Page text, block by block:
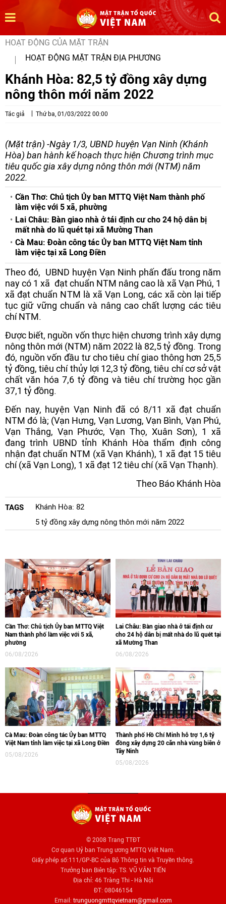
HOẠT ĐỘNG CỦA MẶT TRẬN
HOẠT ĐỘNG MẶT TRẬN ĐỊA PHƯƠNG
Khánh Hòa: 82,5 tỷ đồng xây dựng
nông thôn mới năm 2022
Tác giả Thứ ba, 01/03/2022 00:00
(Mặt trận) -Ngày 1/3, UBND huyện Vạn Ninh (Khánh
Hòa) ban hành kế hoạch thực hiện Chương trình mục
tiêu quốc gia xây dựng nông thôn mới (NTM) năm
2022.
Cần Thơ: Chủ tịch Ủy ban MTTQ Việt Nam thành phố
làm việc với 5 xã, phường
Lai Châu: Bàn giao nhà ở tái định cư cho 24 hộ dân bị
mất nhà do lũ quét tại xã Mường Than
Cà Mau: Đoàn công tác Ủy ban MTTQ Việt Nam tỉnh
làm việc tại xã Long Điền
Theo đó, UBND huyện Vạn Ninh phấn đấu trong năm
nay có 1 xã đạt chuẩn NTM nâng cao là xã Vạn Phú, 1
xã đạt chuẩn NTM là xã Vạn Long, các xã còn lại tiếp
tục giữ vững chuẩn và nâng cao chất lượng các tiêu
chí NTM.
Được biết, nguồn vốn thực hiện chương trình xây dựng
nông thôn mới (NTM) năm 2022 là 82,5 tỷ đồng. Trong
đó, nguồn vốn đầu tư cho tiêu chí giao thông hơn 25,5
tỷ đồng, tiêu chí thủy lợi 12,3 tỷ đồng, tiêu chí cơ sở vật
chất văn hóa 7,6 tỷ đồng và tiêu chí trường học gần
37,1 tỷ đồng.
Đến nay, huyện Vạn Ninh đã có 8/11 xã đạt chuẩn
NTM đó là; (Vạn Hưng, Vạn Lương, Vạn Bình, Vạn Phú,
Vạn Thắng, Vạn Phước, Vạn Thọ, Xuân Sơn), 1 xã
đang trình UBND tỉnh Khánh Hòa thẩm định công
nhận đạt chuẩn NTM (xã Vạn Khánh), 1 xã đạt 15 tiêu
chí (xã Vạn Long), 1 xã đạt 12 tiêu chí (xã Vạn Thạnh).
Theo Báo Khánh Hòa
TAGS
Khánh Hòa: 82
5 tỷ đồng xây dựng nông thôn mới năm 2022
Cần Thơ: Chủ tịch Ủy ban MTTQ Việt
Nam thành phố làm việc với 5 xã,
phường
06/08/2026
Lai Châu: Bàn giao nhà ở tái định cư
cho 24 hộ dân bị mất nhà do lũ quét tại
xã Mường Than
06/08/2026
Cà Mau: Đoàn công tác Ủy ban MTTQ
Việt Nam tỉnh làm việc tại xã Long Điền
05/08/2026
Thành phố Hồ Chí Minh hỗ trợ 1,6 tỷ
đồng xây dựng 20 căn nhà vùng biên ở
Tây Ninh
05/08/2026
© 2008 Trang TTĐT
Cơ quan Uỷ ban Trung ương MTTQ Việt Nam.
Giấy phép số:111/GP-BC của Bộ Thông tin và Truyền thông.
Trưởng ban Biên tập: TS. VŨ VĂN TIẾN
Địa chỉ: 46 Tràng Thi - Hà Nội
ĐT: 08046154
Email: trunguongmttqvietnam@gmail.com